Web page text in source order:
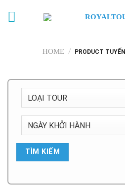
HOME / PRODUCT TUYẾN
TÌM KIẾM